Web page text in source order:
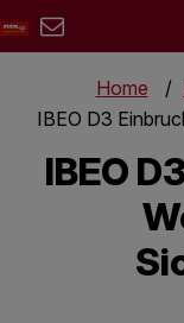
Home
IBEO D3
IBEO